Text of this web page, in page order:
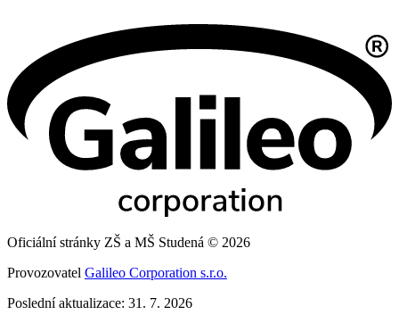
Oficiální stránky ZŠ a MŠ Studená © 2026
Provozovatel Galileo Corporation s.r.o.
Poslední aktualizace: 31. 7. 2026